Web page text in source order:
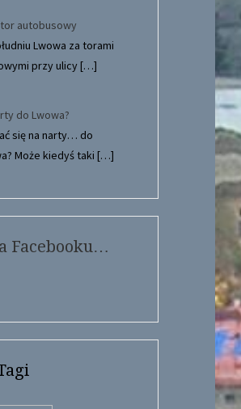
autobusowy
Lwowa za torami
przy ulicy[…]
do Lwowa?
się na narty… do
Może kiedyś taki […]
Facebooku…